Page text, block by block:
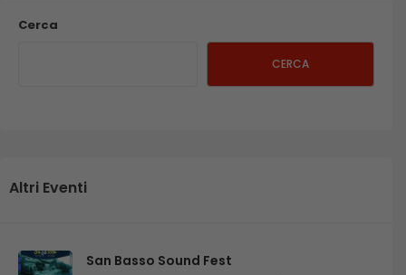
Cerca
CERCA
Altri Eventi
San Basso Sound Fest